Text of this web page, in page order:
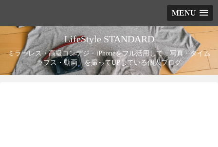
MENU
LifeStyle STANDARD
ミラーレス・高級コンデジ・iPhoneをフル活用して「写真・タイム
ラプス・動画」を撮ってUPしている個人ブログ